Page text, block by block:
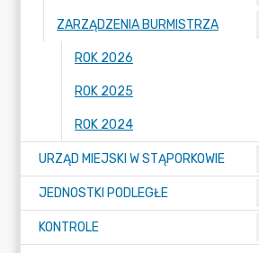
ZARZĄDZENIA BURMISTRZA
ROK 2026
ROK 2025
ROK 2024
URZĄD MIEJSKI W STĄPORKOWIE
JEDNOSTKI PODLEGŁE
KONTROLE